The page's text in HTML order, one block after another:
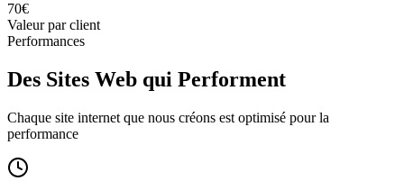
70€
Valeur par client
Performances
Des Sites Web qui Performent
Chaque site internet que nous créons est optimisé pour la
performance